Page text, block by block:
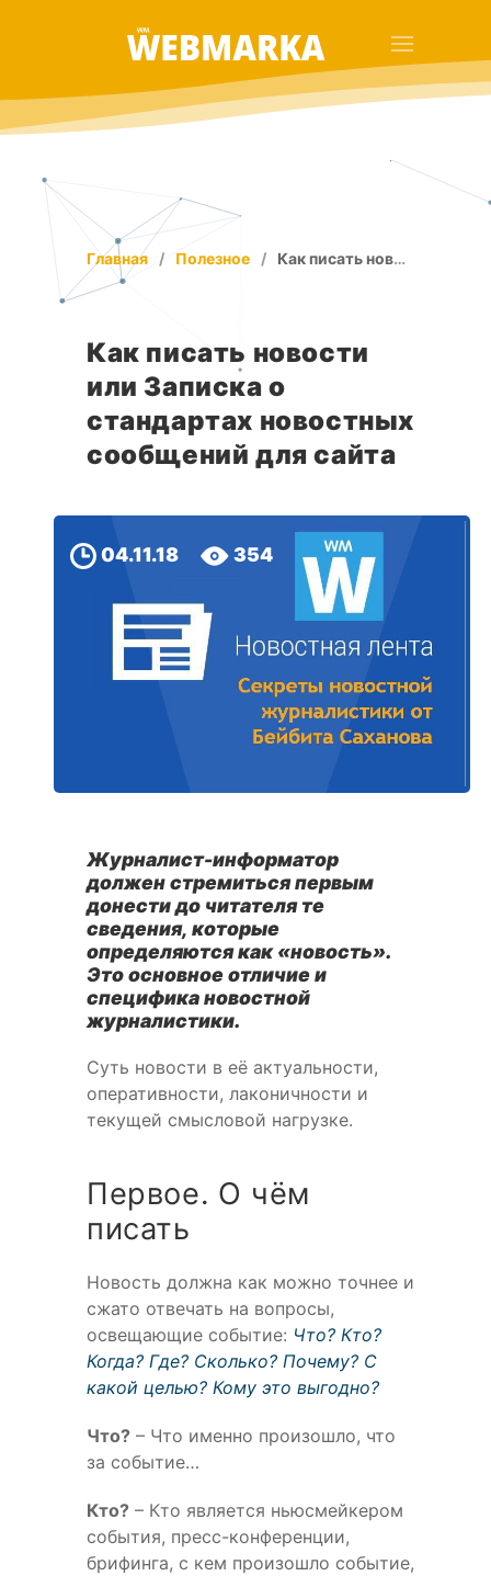
Главная Полезное Как писать новости или Записка о стандартах новостных сообщений для сайта
Как писать новости
или Записка о
стандартах новостных
сообщений для сайта
04.11.18 354
Журналист-информатор
должен стремиться первым
донести до читателя те
сведения, которые
определяются как «новость».
Это основное отличие и
специфика новостной
журналистики.
Суть новости в её актуальности,
оперативности, лаконичности и
текущей смысловой нагрузке.
Первое. О чём
писать
Новость должна как можно точнее и
сжато отвечать на вопросы,
освещающие событие: Что? Кто?
Когда? Где? Сколько? Почему? С
какой целью? Кому это выгодно?
Что? – Что именно произошло, что
за событие…
Кто? – Кто является ньюсмейкером
события, пресс-конференции,
брифинга, с кем произошло событие,